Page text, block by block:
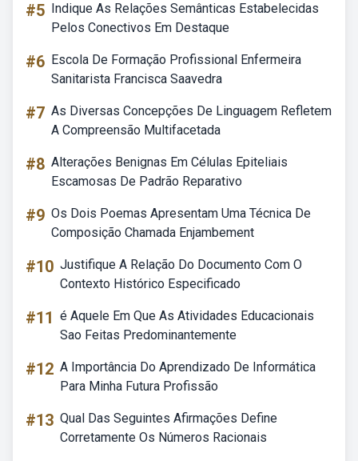
#5 Indique As Relações Semânticas Estabelecidas
Pelos Conectivos Em Destaque
#6 Escola De Formação Profissional Enfermeira
Sanitarista Francisca Saavedra
#7 As Diversas Concepções De Linguagem Refletem
A Compreensão Multifacetada
#8 Alterações Benignas Em Células Epiteliais
Escamosas De Padrão Reparativo
#9 Os Dois Poemas Apresentam Uma Técnica De
Composição Chamada Enjambement
#10 Justifique A Relação Do Documento Com O
Contexto Histórico Especificado
#11 é Aquele Em Que As Atividades Educacionais
Sao Feitas Predominantemente
#12 A Importância Do Aprendizado De Informática
Para Minha Futura Profissão
#13 Qual Das Seguintes Afirmações Define
Corretamente Os Números Racionais